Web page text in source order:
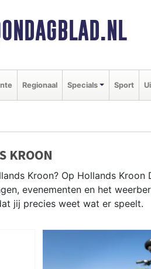
Regionaal Specials Sport
KROON
Kroon? Op Hollands Kroon
evenementen en het
jij precies weet wat er speelt.
KROON
als de Wieringer